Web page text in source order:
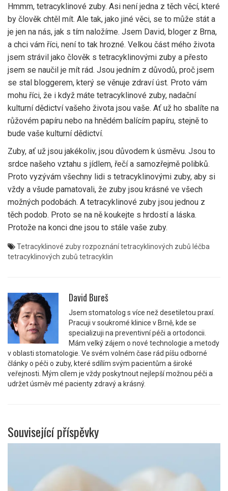
Hmmm, tetracyklinové zuby. Asi není jedna z těch věcí, které
by člověk chtěl mít. Ale tak, jako jiné věci, se to může stát a
je jen na nás, jak s tím naložíme. Jsem David, bloger z Brna,
a chci vám říci, není to tak hrozné. Velkou část mého života
jsem strávil jako člověk s tetracyklinovými zuby a přesto
jsem se naučil je mít rád. Jsou jedním z důvodů, proč jsem
se stal bloggerem, který se věnuje zdraví úst. Proto vám
mohu říci, že i když máte tetracyklinové zuby, nadační
kulturní dědictví vašeho života jsou vaše. Ať už ho sbalíte na
růžovém papíru nebo na hnědém balícím papíru, stejně to
bude vaše kulturní dědictví.
Zuby, ať už jsou jakékoliv, jsou důvodem k úsměvu. Jsou to
srdce našeho vztahu s jídlem, řečí a samozřejmě polibků.
Proto vyzývám všechny lidi s tetracyklinovými zuby, aby si
vždy a všude pamatovali, že zuby jsou krásné ve všech
možných podobách. A tetracyklinové zuby jsou jednou z
těch podob. Proto se na ně koukejte s hrdostí a láska.
Protože na konci dne jsou to stále vaše zuby.
Tetracyklinové zubyrozpoznání tetracyklinových zubů léčba
tetracyklinových zubů tetracyklin
David Bureš
Jsem stomatolog s více než desetiletou praxí.
Pracuji v soukromé klinice v Brně, kde se
specializuji na preventivní péči a ortodoncii.
Mám velký zájem o nové technologie a metody
v oblasti stomatologie. Ve svém volném čase rád píšu odborné
články o péči o zuby, které sdílím svým pacientům a široké
veřejnosti. Mým cílem je vždy poskytnout nejlepší možnou péči a
udržet úsměv mé pacienty zdravý a krásný.
Související příspěvky